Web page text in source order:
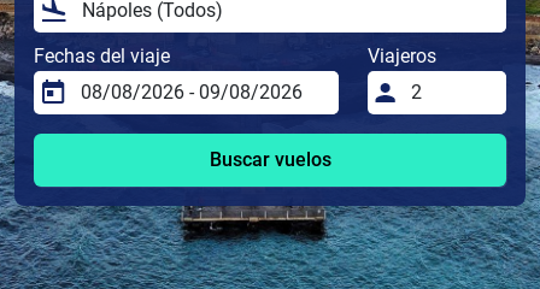
Fechas del viaje Viajeros
Buscar vuelos